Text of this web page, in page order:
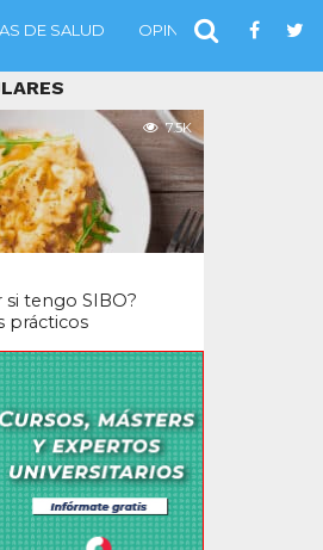
DE SALUD OPINIÓN
7.5K
si tengo SIBO?
prácticos